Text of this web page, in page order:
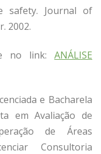
safety. Journal of
2002.
no link: ANÁLISE
e Bacharela
em Avaliação de
de Áreas
Consultoria